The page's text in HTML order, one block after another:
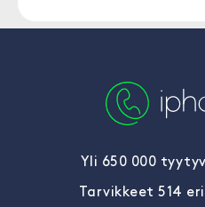
Yli 650 000
Tarvikkeet 514